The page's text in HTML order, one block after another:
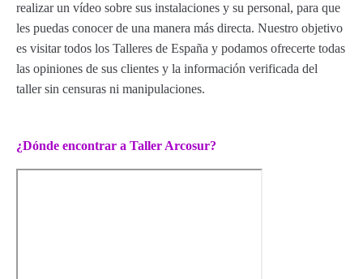
realizar un vídeo sobre sus instalaciones y su personal, para que
les puedas conocer de una manera más directa. Nuestro objetivo
es visitar todos los Talleres de España y podamos ofrecerte todas
las opiniones de sus clientes y la información verificada del
taller sin censuras ni manipulaciones.
¿Dónde encontrar a Taller Arcosur?